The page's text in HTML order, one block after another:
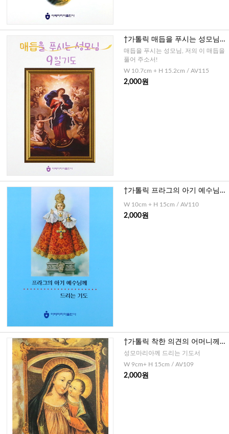
†가톨릭 매듭을 푸시는 성모님 9
일기도
매듭을 푸시는 성모님, 저의 이 매듭을
풀어 주소서!
W 10.7cm + H 15.2cm / AV115
2,000원
†가톨릭 프라그의 아기 예수님께
W 10cm + H 15cm / AV110
2,000원
†가톨릭 착한 의견의 어머니께
드리는 9일 기도
성모마리아께 드리는 기도서
W 9cm+ H 15cm / AV109
2,000원